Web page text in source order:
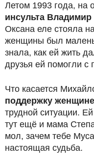
Летом 1993 года, на
инсульта
Оксана еле стояла
женщины был
знала, как ей жить
друзья ей помогли с
Что касается
поддержку
трудной ситуации.
тут ещё и мама
мол, зачем тебе
настоящая судьба.